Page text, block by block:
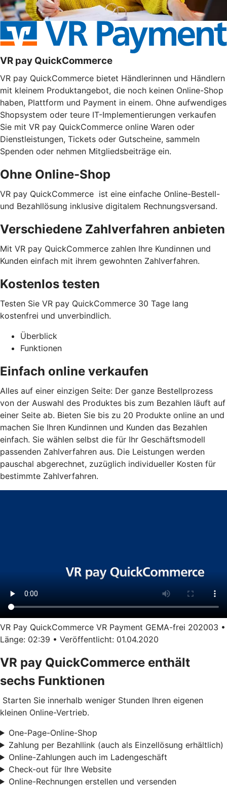
VR pay QuickCommerce
VR pay QuickCommerce bietet Händlerinnen und Händlern
mit kleinem Produktangebot, die noch keinen Online-Shop
haben, Plattform und Payment in einem. Ohne aufwendiges
Shopsystem oder teure IT-Implementierungen verkaufen
Sie mit VR pay QuickCommerce online Waren oder
Dienstleistungen, Tickets oder Gutscheine, sammeln
Spenden oder nehmen Mitgliedsbeiträge ein.
Ohne Online-Shop
VR pay QuickCommerce ist eine einfache Online-Bestell-
und Bezahllösung inklusive digitalem Rechnungsversand.
Verschiedene Zahlverfahren anbieten
Mit VR pay QuickCommerce zahlen Ihre Kundinnen und
Kunden einfach mit ihrem gewohnten Zahlverfahren.
Kostenlos testen
Testen Sie VR pay QuickCommerce 30 Tage lang
kostenfrei und unverbindlich.
Überblick
Funktionen
Einfach online verkaufen
Alles auf einer einzigen Seite: Der ganze Bestellprozess
von der Auswahl des Produktes bis zum Bezahlen läuft auf
einer Seite ab. Bieten Sie bis zu 20 Produkte online an und
machen Sie Ihren Kundinnen und Kunden das Bezahlen
einfach. Sie wählen selbst die für Ihr Geschäftsmodell
passenden Zahlverfahren aus. Die Leistungen werden
pauschal abgerechnet, zuzüglich individueller Kosten für
bestimmte Zahlverfahren.
VR Pay QuickCommerce VR Payment GEMA-frei 202003 •
Länge: 02:39 • Veröffentlicht: 01.04.2020
VR pay QuickCommerce enthält
sechs Funktionen
Starten Sie innerhalb weniger Stunden Ihren eigenen
kleinen Online-Vertrieb.
One-Page-Online-Shop
Zahlung per Bezahllink (auch als Einzellösung erhältlich)
Online-Zahlungen auch im Ladengeschäft
Check-out für Ihre Website
Online-Rechnungen erstellen und versenden